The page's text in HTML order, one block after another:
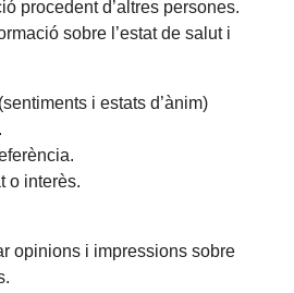
procedent d’altres persones.
sobre l’estat de salut i
i estats d’ànim)
o interès.
opinions i impressions sobre